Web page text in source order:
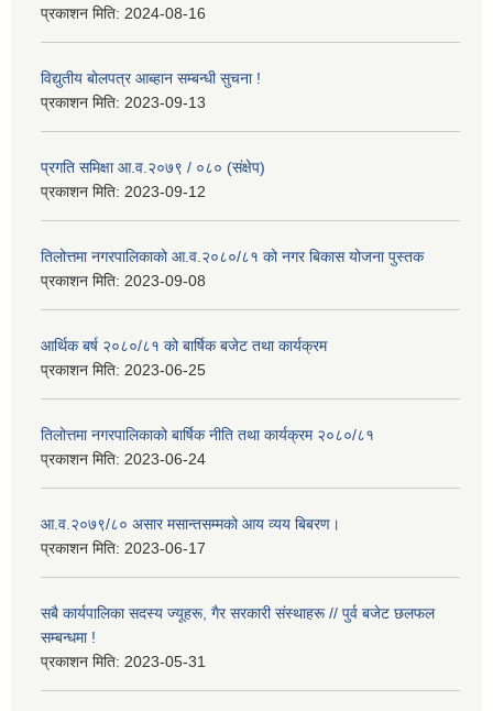
प्रकाशन मिति: 2024-08-16
विद्युतीय बोलपत्र आब्हान सम्बन्धी सुचना !
प्रकाशन मिति: 2023-09-13
प्रगति समिक्षा आ.व.२०७९ / ०८० (संक्षेप)
प्रकाशन मिति: 2023-09-12
तिलोत्तमा नगरपालिकाको आ.व.२०८०/८१ को नगर बिकास योजना पुस्तक
प्रकाशन मिति: 2023-09-08
आर्थिक बर्ष २०८०/८१ को बार्षिक बजेट तथा कार्यक्रम
प्रकाशन मिति: 2023-06-25
तिलोत्तमा नगरपालिकाको बार्षिक नीति तथा कार्यक्रम २०८०/८१
प्रकाशन मिति: 2023-06-24
आ.व.२०७९/८० असार मसान्तसम्मको आय व्यय बिबरण।
प्रकाशन मिति: 2023-06-17
सबै कार्यपालिका सदस्य ज्यूहरू, गैर सरकारी संस्थाहरू // पुर्व बजेट छलफल
सम्बन्धमा !
प्रकाशन मिति: 2023-05-31